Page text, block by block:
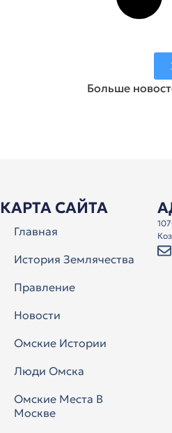
Больше
КАРТА САЙТА
Главная
История Землячества
Правление
Новости
Омские Истории
Люди Омска
Омские Места В
Москве